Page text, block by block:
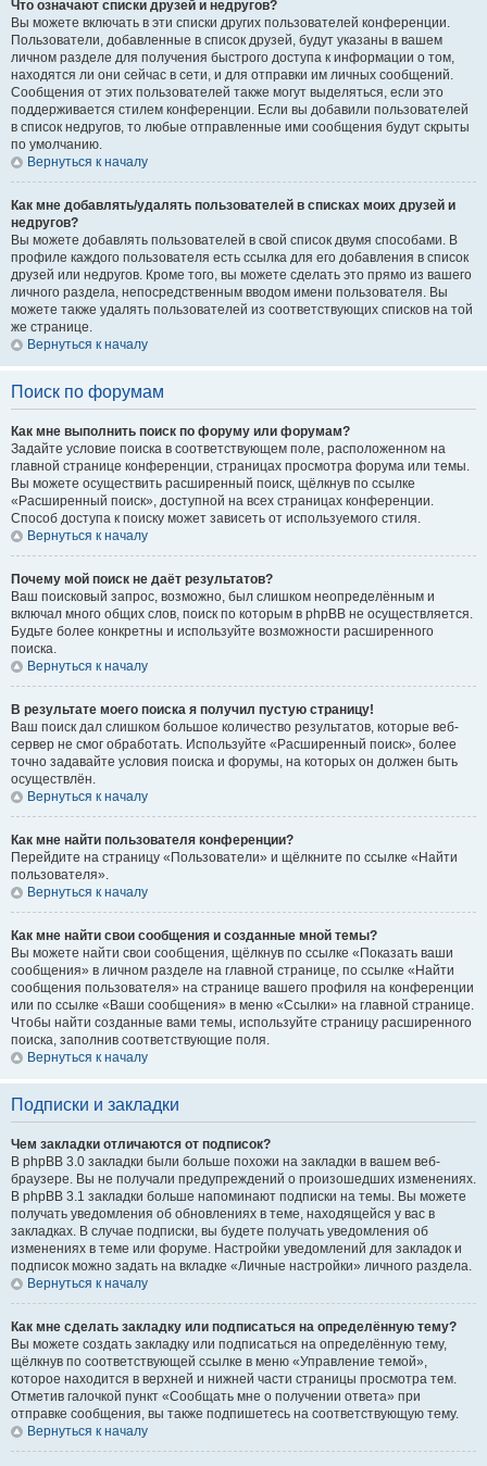
Что означают списки друзей и недругов?
Вы можете включать в эти списки других пользователей конференции.
Пользователи, добавленные в список друзей, будут указаны в вашем
личном разделе для получения быстрого доступа к информации о том,
находятся ли они сейчас в сети, и для отправки им личных сообщений.
Сообщения от этих пользователей также могут выделяться, если это
поддерживается стилем конференции. Если вы добавили пользователей
в список недругов, то любые отправленные ими сообщения будут скрыты
по умолчанию.
Вернуться к началу
Как мне добавлять/удалять пользователей в списках моих друзей и
недругов?
Вы можете добавлять пользователей в свой список двумя способами. В
профиле каждого пользователя есть ссылка для его добавления в список
друзей или недругов. Кроме того, вы можете сделать это прямо из вашего
личного раздела, непосредственным вводом имени пользователя. Вы
можете также удалять пользователей из соответствующих списков на той
же странице.
Вернуться к началу
Поиск по форумам
Как мне выполнить поиск по форуму или форумам?
Задайте условие поиска в соответствующем поле, расположенном на
главной странице конференции, страницах просмотра форума или темы.
Вы можете осуществить расширенный поиск, щёлкнув по ссылке
«Расширенный поиск», доступной на всех страницах конференции.
Способ доступа к поиску может зависеть от используемого стиля.
Вернуться к началу
Почему мой поиск не даёт результатов?
Ваш поисковый запрос, возможно, был слишком неопределённым и
включал много общих слов, поиск по которым в phpBB не осуществляется.
Будьте более конкретны и используйте возможности расширенного
поиска.
Вернуться к началу
В результате моего поиска я получил пустую страницу!
Ваш поиск дал слишком большое количество результатов, которые веб-
сервер не смог обработать. Используйте «Расширенный поиск», более
точно задавайте условия поиска и форумы, на которых он должен быть
осуществлён.
Вернуться к началу
Как мне найти пользователя конференции?
Перейдите на страницу «Пользователи» и щёлкните по ссылке «Найти
пользователя».
Вернуться к началу
Как мне найти свои сообщения и созданные мной темы?
Вы можете найти свои сообщения, щёлкнув по ссылке «Показать ваши
сообщения» в личном разделе на главной странице, по ссылке «Найти
сообщения пользователя» на странице вашего профиля на конференции
или по ссылке «Ваши сообщения» в меню «Ссылки» на главной странице.
Чтобы найти созданные вами темы, используйте страницу расширенного
поиска, заполнив соответствующие поля.
Вернуться к началу
Подписки и закладки
Чем закладки отличаются от подписок?
В phpBB 3.0 закладки были больше похожи на закладки в вашем веб-
браузере. Вы не получали предупреждений о произошедших изменениях.
В phpBB 3.1 закладки больше напоминают подписки на темы. Вы можете
получать уведомления об обновлениях в теме, находящейся у вас в
закладках. В случае подписки, вы будете получать уведомления об
изменениях в теме или форуме. Настройки уведомлений для закладок и
подписок можно задать на вкладке «Личные настройки» личного раздела.
Вернуться к началу
Как мне сделать закладку или подписаться на определённую тему?
Вы можете создать закладку или подписаться на определённую тему,
щёлкнув по соответствующей ссылке в меню «Управление темой»,
которое находится в верхней и нижней части страницы просмотра тем.
Отметив галочкой пункт «Сообщать мне о получении ответа» при
отправке сообщения, вы также подпишетесь на соответствующую тему.
Вернуться к началу